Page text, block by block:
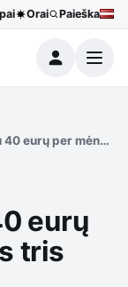
Orai Paieška
Meniu
40 eurų per mėnesį
eurų
tris